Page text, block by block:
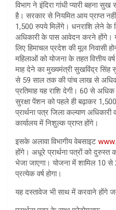
विभाग ने इंदिरा गांधी प्यारी बहना
है। सरकार से नियमित आय प्राप्त
1,500 रुपये मिलेंगे। धनराशि लेने के
अधिकारी के पास आवेदन करने होंगे।
लिए हिमाचल प्रदेश की मूल निवासी
महिलाओं को योजना के तहत वित्तीय
माह देने का मुख्यमंत्री सुखविंद्र
से 59 साल तक की पांच लाख से
प्रतिमाह यह राशि देगी। 60 से
सुरक्षा पेंशन को पहले ही बढ़ाकर
प्रार्थना पत्र जिला कल्याण
कार्यालय में निशुल्क प्राप्त होंगे।
इसके अलावा विभागीय वेबसाइट
होंगे। अधूरे प्रार्थना पत्रों को
भेजा जाएगा। योजना में शामिल 10 से
प्रत्येक वर्ष होगा।
यह दस्तावेज भी साथ में करवाने होंगे